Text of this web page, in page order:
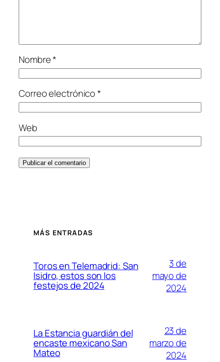
Nombre*
Correo electrónico*
Web
MÁS ENTRADAS
Toros en Telemadrid: San
Isidro, estos son los
festejos de 2024
3 de
mayo de
2024
La Estancia guardián del
encaste mexicano San
Mateo
23 de
marzo de
2024